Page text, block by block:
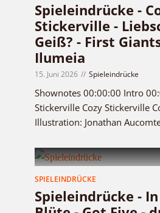
Spieleindrücke -
Stickerville -
Geiß? - First
Ilumeia
15. Juni 2026 Spieleindrücke
Shownotes 00:00:00 Intro
Stickerville Cozy Stickerville
Illustration: Jonathan
SPIELEINDRÜCKE
Spieleindrücke -